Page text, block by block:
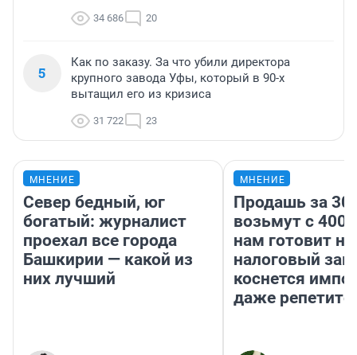
34 686 20
5
Как по заказу. За что убили директора
крупного завода Уфы, который в 90-х
вытащил его из кризиса
31 722 23
МНЕНИЕ
Север бедный, юг
богатый: журналист
проехал все города
Башкирии — какой из
них лучший
МНЕНИЕ
Продашь за
возьмут с
нам готовит
налоговый
коснется
даже